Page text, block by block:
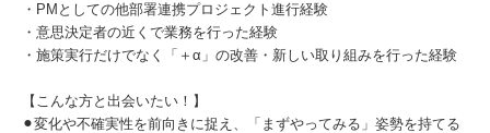
・PMとしての他部署連携プロジェクト進行経験
・意思決定者の近くで業務を行った経験
・施策実行だけでなく「＋α」の改善・新しい取り組みを行った経験
【こんな方と出会いたい！】
⚫︎変化や不確実性を前向きに捉え、「まずやってみる」姿勢を持てる